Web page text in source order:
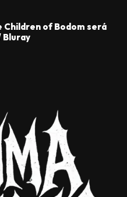
Children of Bodom será
Bluray